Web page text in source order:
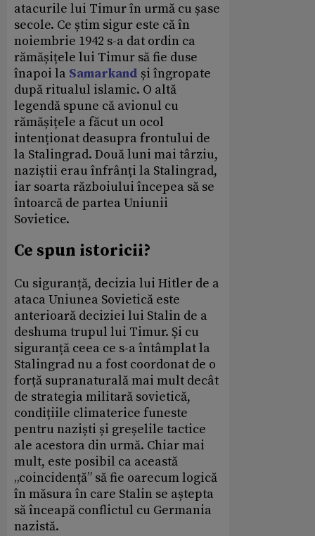
atacurile lui Timur în urmă cu șase
secole. Ce știm sigur este că în
noiembrie 1942 s-a dat ordin ca
rămășițele lui Timur să fie duse
înapoi la Samarkand și îngropate
după ritualul islamic. O altă
legendă spune că avionul cu
rămășițele a făcut un ocol
intenționat deasupra frontului de
la Stalingrad. Două luni mai târziu,
naziștii erau înfrânți la Stalingrad,
iar soarta războiului începea să se
întoarcă de partea Uniunii
Sovietice.
Ce spun istoricii?
Cu siguranță, decizia lui Hitler de a
ataca Uniunea Sovietică este
anterioară deciziei lui Stalin de a
deshuma trupul lui Timur. Și cu
siguranță ceea ce s-a întâmplat la
Stalingrad nu a fost coordonat de o
forță supranaturală mai mult decât
de strategia militară sovietică,
condițiile climaterice funeste
pentru naziști și greșelile tactice
ale acestora din urmă. Chiar mai
mult, este posibil ca această
„coincidență” să fie oarecum logică
în măsura în care Stalin se aștepta
să înceapă conflictul cu Germania
nazistă.